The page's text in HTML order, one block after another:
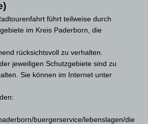
führt teilweise durch
im Kreis Paderborn, die
rücksichtsvoll zu verhalten.
jeweiligen Schutzgebiete sind zu
Sie können im Internet unter
buergerservice/lebenslagen/die